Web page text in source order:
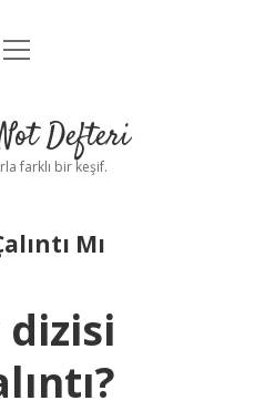
Uyarı
menüyü
Defteri
farklı bir keşif.
Mı